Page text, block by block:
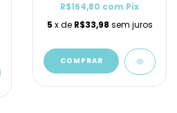
R$164,80 com Pix
5 x de R$33,98 sem juros
COMPRAR